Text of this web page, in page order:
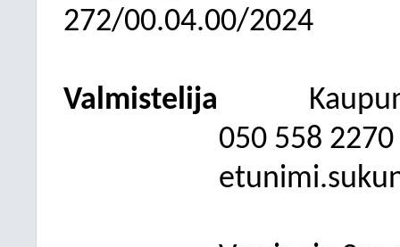
272/00.04.00/2024
Valmistelija
050 558 2270